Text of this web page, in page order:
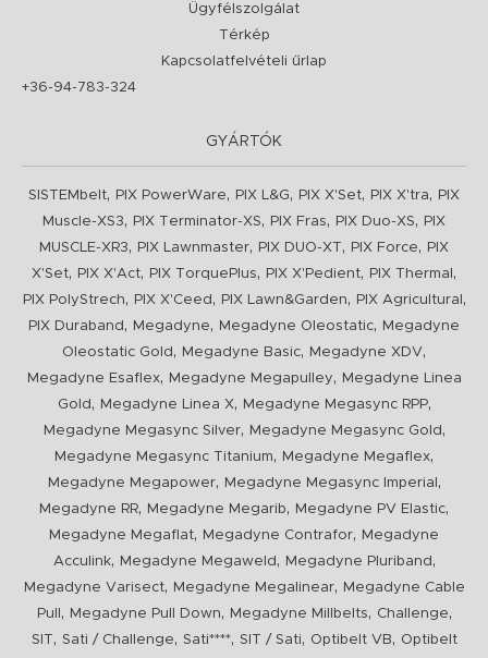
Ügyfélszolgálat
Térkép
Kapcsolatfelvételi űrlap
+36-94-783-324
GYÁRTÓK
SISTEMbelt, PIX PowerWare, PIX L&G, PIX X'Set, PIX X'tra,
PIX
Muscle-XS3, PIX Terminator-XS, PIX Fras, PIX Duo-XS,
PIX
MUSCLE-XR3, PIX Lawnmaster, PIX DUO-XT, PIX Force,
PIX
X'Set, PIX X'Act, PIX TorquePlus, PIX X'Pedient, PIX Thermal ,
PIX PolyStrech, PIX X'Ceed , PIX Lawn&Garden, PIX Agricultural ,
PIX Duraband , Megadyne, Megadyne Oleostatic,
Megadyne
Oleostatic Gold , Megadyne Basic, Megadyne XDV,
Megadyne Esaflex, Megadyne Megapulley,
Megadyne Linea
Gold , Megadyne Linea X, Megadyne Megasync RPP,
Megadyne Megasync Silver, Megadyne Megasync Gold ,
Megadyne Megasync Titanium, Megadyne Megaflex,
Megadyne Megapower, Megadyne Megasync Imperial ,
Megadyne RR, Megadyne Megarib, Megadyne PV Elastic,
Megadyne Megaflat, Megadyne Contrafor,
Megadyne
Acculink, Megadyne Megaweld , Megadyne Pluriband ,
Megadyne Varisect, Megadyne Megalinear,
Megadyne Cable
Pull
, Megadyne Pull Down, Megadyne Millbelts, Challenge,
SIT, Sati / Challenge, Sati****, SIT / Sati, Optibelt VB, Optibelt